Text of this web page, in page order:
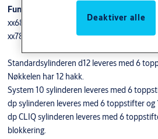
Funksjon
xx68 sylinder for utside dør
xx78 gjennomborret sylinder for innside dør
Standardsylinderen d12 leveres med 6
Nøkkelen har 12 hakk.
System 10 sylinderen leveres med 6
dp sylinderen leveres med 6 toppstifter og
dp CLIQ sylinderen leveres med 6
blokkering.
Deaktiver alle